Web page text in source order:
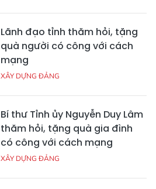
Lãnh đạo tỉnh thăm hỏi, tặng
quà người có công với cách
mạng
XÂY DỰNG ĐẢNG
Bí thư Tỉnh ủy Nguyễn Duy Lâm
thăm hỏi, tặng quà gia đình
có công với cách mạng
XÂY DỰNG ĐẢNG